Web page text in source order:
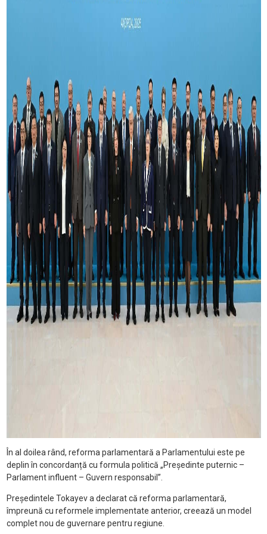
În al doilea rând, reforma parlamentară a Parlamentului este pe
deplin în concordanță cu formula politică „Președinte puternic –
Parlament influent – Guvern responsabil”.
Președintele Tokayev a declarat că reforma parlamentară,
împreună cu reformele implementate anterior, creează un model
complet nou de guvernare pentru regiune.